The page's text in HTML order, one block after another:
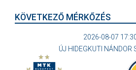
KÖVETKEZŐ MÉRKŐZÉS
2026-08-07
ÚJ HIDEGKUTI NÁNDOR